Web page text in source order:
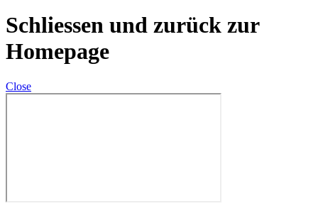
Schliessen und zurück zur
Homepage
Close